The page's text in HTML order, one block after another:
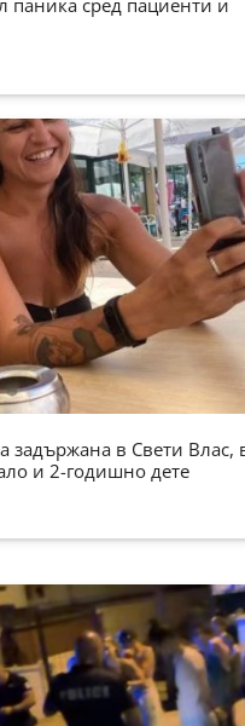
задържана в Свети Влас,
и 2-годишно дете